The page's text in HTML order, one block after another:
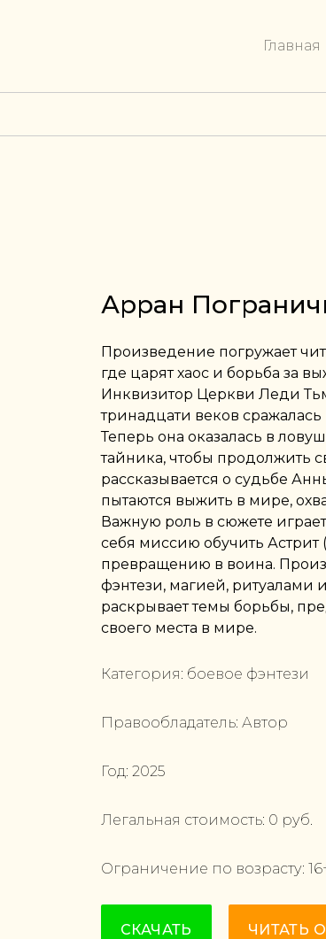
Главная
Арран
Произведение погружает
где царят хаос и борьба за
Инквизитор Церкви Леди
тринадцати веков
Теперь она оказалась в
тайника, чтобы продолжить
рассказывается о судьбе
пытаются выжить в мире,
Важную роль в сюжете
себя миссию обучить
превращению в воина.
фэнтези, магией,
раскрывает темы борьбы,
своего места в мире.
Категория: боевое фэнтези
Правообладатель: Автор
Год: 2025
Легальная стоимость: 0 руб.
Ограничение по возрасту: 16
СКАЧАТЬ ЧИТАТЬ